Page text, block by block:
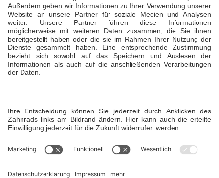
Daniela Büdenbender, Geschäftsführerin
T +49 173 5941929
Öffnungszeiten
Winter: Montag bis Freitag von 7:00 bis 22:00
Uhr und am Wochenende bis 19 Uhr